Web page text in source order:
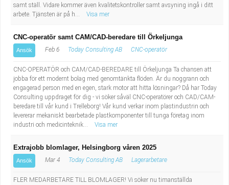
samt ställ. Vidare kommer även kvalitetskontroller samt avsyning ingå i ditt
arbete. Tjänsten är på h...
Visa mer
CNC-operatör samt CAM/CAD-beredare till Örkeljunga
Ansök Feb 6 Today Consulting AB CNC-operatör
CNC-OPERATÖR och CAM/CAD-BEREDARE till Örkeljunga Ta chansen att
jobba för ett modernt bolag med genomtänkta flöden. Är du noggrann och
engagerad person med en egen, stark motor att hitta lösningar? Då har Today
Consulting uppdraget för dig - vi söker såväl CNC-operatörer och CAD/CAM-
beredare till vår kund i Trelleborg! Vår kund verkar inom plastindustrin och
levererar mekaniskt bearbetade plastkomponenter till tunga företag inom
industri och medicinteknik...
Visa mer
Extrajobb blomlager, Helsingborg våren 2025
Ansök Mar 4 Today Consulting AB Lagerarbetare
FLER MEDARBETARE TILL BLOMLAGER! Vi söker nu timanställda